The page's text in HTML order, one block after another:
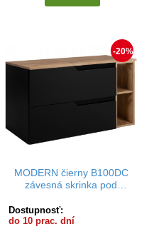
-20%
MODERN čierny B100DC
závesná skrinka pod
Dostupnosť:
do 10 prac. dní